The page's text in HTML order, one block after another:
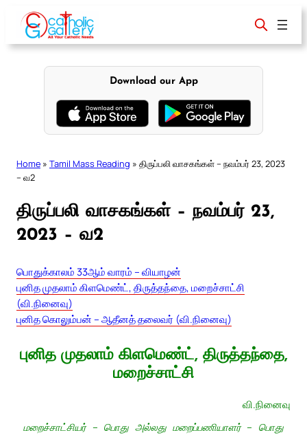
content
Download our App
Home » Tamil Mass Reading » திருப்பலி வாசகங்கள் – நவம்பர் 23, 2023
– வ2
திருப்பலி வாசகங்கள் – நவம்பர் 23,
2023 – வ2
பொதுக்காலம் 33ஆம் வாரம் – வியாழன்
புனித முதலாம் கிளமெண்ட், திருத்தந்தை, மறைச்சாட்சி
(வி.நினைவு)
புனித கொலும்பன் – ஆதீனத் தலைவர் (வி.நினைவு)
புனித முதலாம் கிளமெண்ட், திருத்தந்தை,
மறைச்சாட்சி
வி.நினைவு
மறைச்சாட்சியர் – பொது அல்லது மறைப்பணியாளர் – பொது